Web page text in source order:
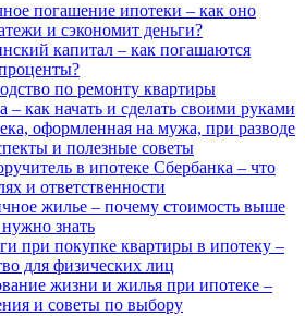
погашение ипотеки – как оно
и сэкономит деньги?
капитал – как погашаются
по ремонту квартиры
– как начать и сделать своими руками
оформленная на мужа, при разводе
и полезные советы
в ипотеке Сбербанка – что
и ответственности
жилье – почему стоимость выше
знать
при покупке квартиры в ипотеку –
для физических лиц
жизни и жилья при ипотеке –
и советы по выбору